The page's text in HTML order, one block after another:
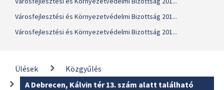
Városfejlesztési és Környezetvédelmi Bizottság 201...
Városfejlesztési és Környezetvédelmi Bizottság 201...
Ülések
Közgyűlés
A Debrecen, Kálvin tér 13. szám alatt található